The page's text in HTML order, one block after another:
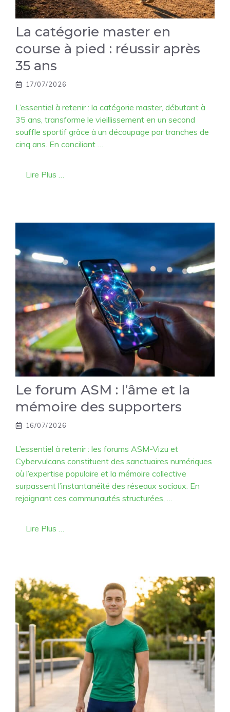
La catégorie master en
course à pied : réussir après
35 ans
17/07/2026
L’essentiel à retenir : la catégorie master, débutant à
35 ans, transforme le vieillissement en un second
souffle sportif grâce à un découpage par tranches de
cinq ans. En conciliant …
Lire Plus …
Le forum ASM : l’âme et la
mémoire des supporters
16/07/2026
L’essentiel à retenir : les forums ASM-Vizu et
Cybervulcans constituent des sanctuaires numériques
où l’expertise populaire et la mémoire collective
surpassent l’instantanéité des réseaux sociaux. En
rejoignant ces communautés structurées, …
Lire Plus …